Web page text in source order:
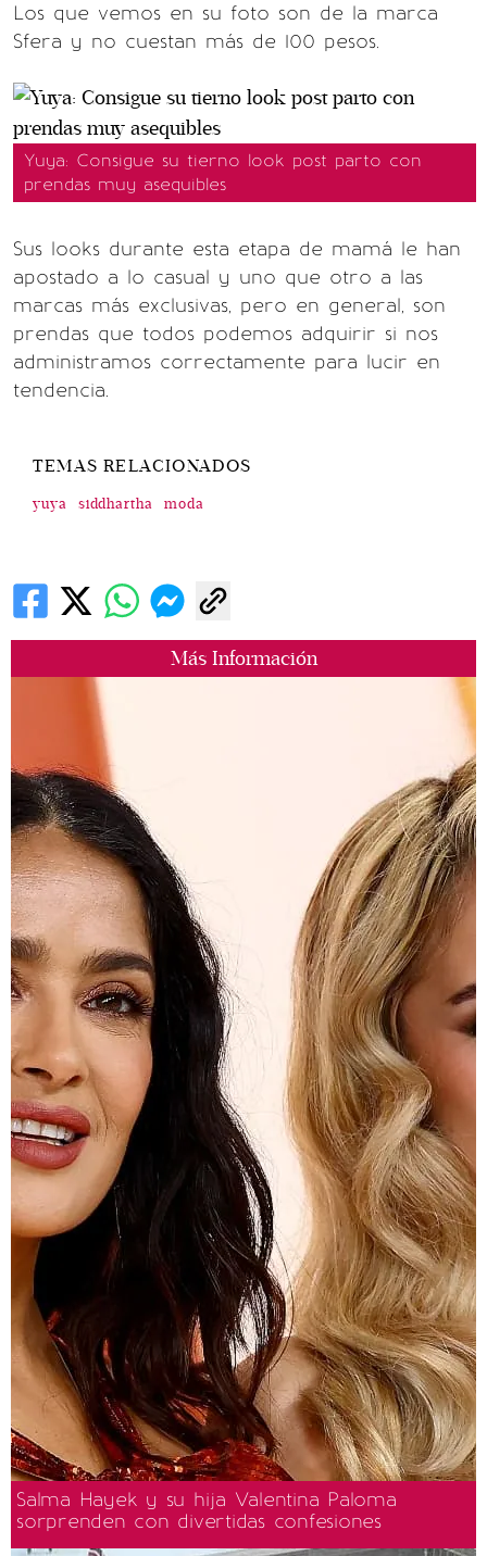
Más Información
Salma Hayek y su hija Valentina Paloma
sorprenden con divertidas confesiones
Los que vemos en su foto son de la marca
Sfera y no cuestan más de 100 pesos.
Yuya: Consigue su tierno look post parto con
prendas muy asequibles
Sus looks durante esta etapa de mamá le han
apostado a lo casual y uno que otro a las
marcas más exclusivas, pero en general, son
prendas que todos podemos adquirir si nos
administramos correctamente para lucir en
tendencia.
TEMAS RELACIONADOS
yuya siddhartha moda